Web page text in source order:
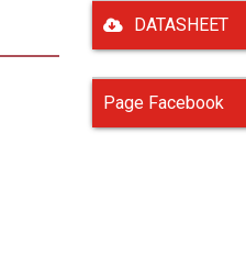
DATASHEET
Page Facebook